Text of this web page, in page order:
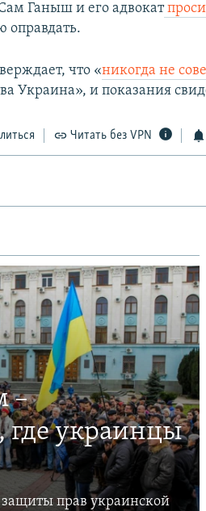
Ганыш и его адвокат
оправдать.
что «никогда не
Украина», и показания
Читать без VPN
–
где украинцы
защиты прав украинской